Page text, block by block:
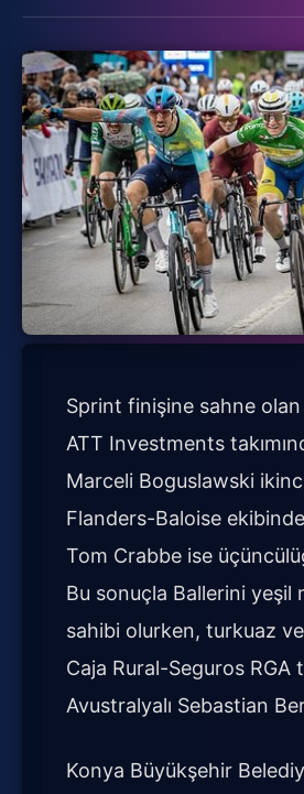
Sprint finişine sahne
ATT Investments
Marceli Boguslawski
Flanders-Baloise
Tom Crabbe ise
Bu sonuçla Ballerini yeşil
sahibi olurken, turkuaz ve
Caja Rural-Seguros RGA
Avustralyalı Sebastian
Konya Büyükşehir